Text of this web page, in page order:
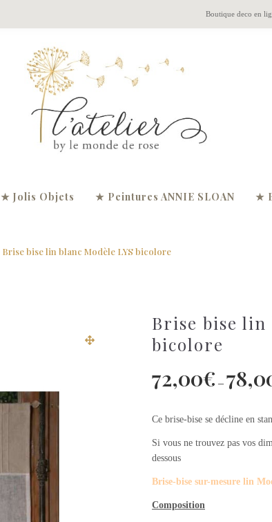
Boutique deco en
★ Jolis Objets ★ Peintures ANNIE SLOAN ★
| Brise bise lin blanc Modèle LYS bicolore
Brise bise lin
bicolore
72,00€ –
Ce brise-bise se décline en
Si vous ne trouvez pas vos
dessous
Brise-bise sur-mesure lin
Composition